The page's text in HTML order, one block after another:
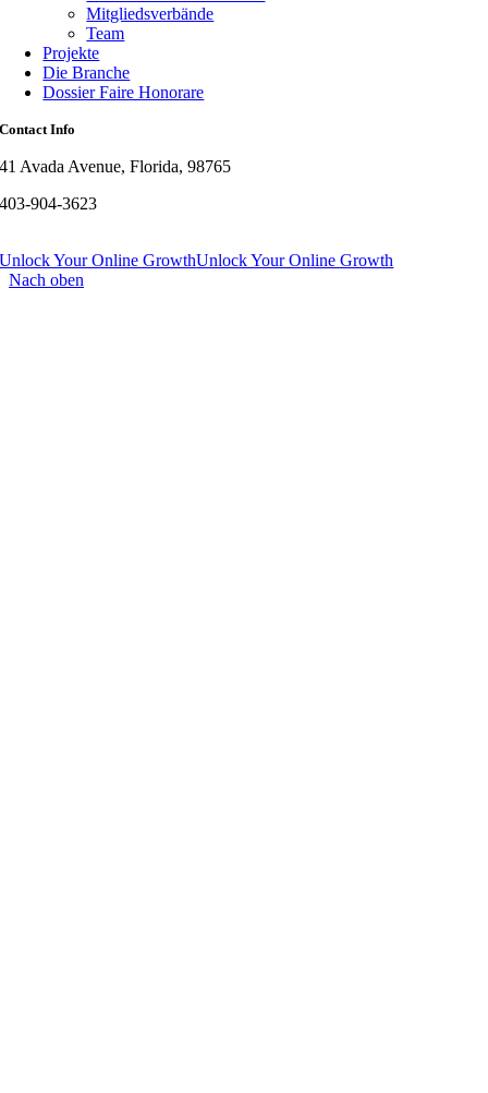
Mitgliedsverbände
Team
Projekte
Die Branche
Dossier Faire Honorare
Contact Info
41 Avada Avenue, Florida, 98765
403-904-3623
Unlock Your Online GrowthUnlock Your Online Growth
Nach oben